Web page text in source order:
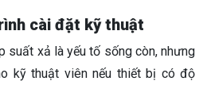
cài đặt kỹ thuật
suất xả là yếu tố sống còn, nhưng
kỹ thuật viên nếu thiết bị có độ